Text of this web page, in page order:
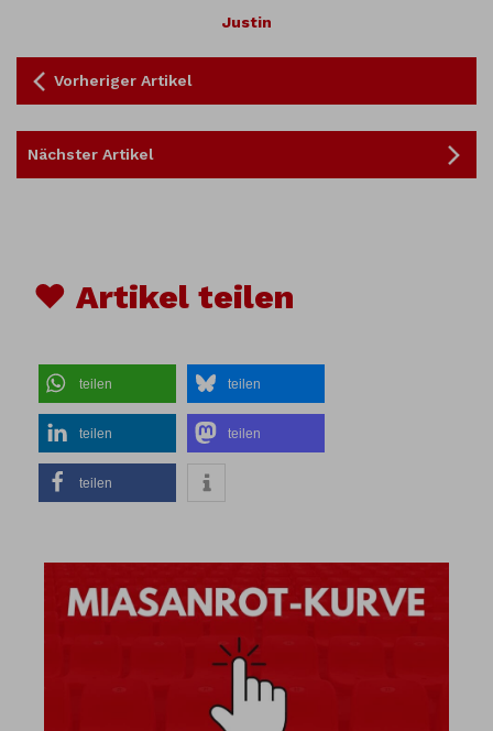
Justin
Vorheriger Artikel
Nächster Artikel
♥ Artikel teilen
teilen teilen
teilen teilen
teilen